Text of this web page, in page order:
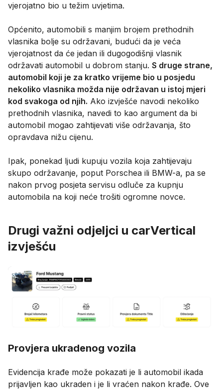
vjerojatno bio u težim uvjetima.
Općenito, automobili s manjim brojem prethodnih
vlasnika bolje su održavani, budući da je veća
vjerojatnost da će jedan ili dugogodišnji vlasnik
održavati automobil u dobrom stanju. S druge strane,
automobil koji je za kratko vrijeme bio u posjedu
nekoliko vlasnika možda nije održavan u istoj mjeri
kod svakoga od njih. Ako izvješće navodi nekoliko
prethodnih vlasnika, navedi to kao argument da bi
automobil mogao zahtijevati više održavanja, što
opravdava nižu cijenu.
Ipak, ponekad ljudi kupuju vozila koja zahtijevaju
skupo održavanje, poput Porschea ili BMW-a, pa se
nakon prvog posjeta servisu odluče za kupnju
automobila na koji neće trošiti ogromne novce.
Drugi važni odjeljci u carVertical
izvješću
Provjera ukradenog vozila
Evidencija krađe može pokazati je li automobil ikada
prijavljen kao ukraden i je li vraćen nakon krađe. Ove